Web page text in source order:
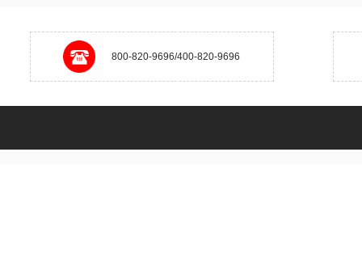
800-820-9696/400-820-9696